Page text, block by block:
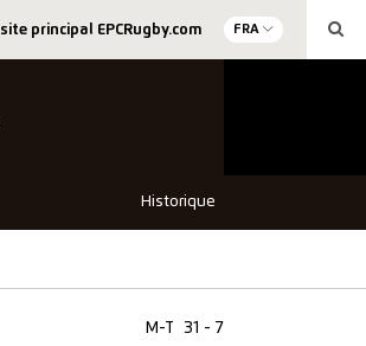
site principal EPCRugby.com FRA
Historique
M-T 31 - 7